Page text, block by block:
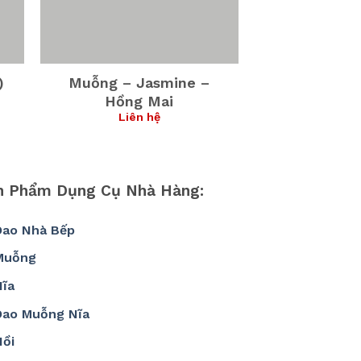
Muỗng – Jasmine –
Hồng Mai
Liên hệ
Phẩm Dụng Cụ Nhà Hàng:
Nhà Bếp
Muỗng Nĩa